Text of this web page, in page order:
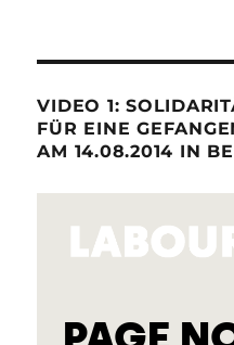
VIDEO 1:
FÜR EINE
AM 14.08.2014 IN